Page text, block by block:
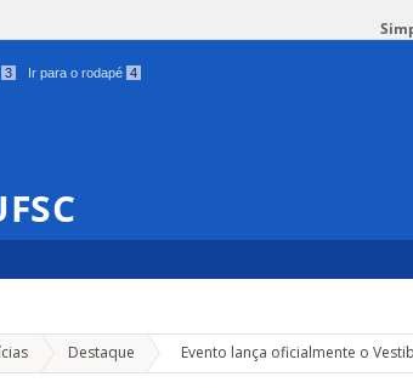
3 Ir para o rodapé 4
Destaque » Evento lança oficialmente o